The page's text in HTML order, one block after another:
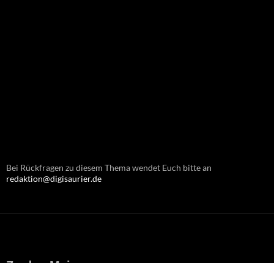
Bei Rückfragen zu diesem Thema wendet Euch bitte an
redaktion@digisaurier.de